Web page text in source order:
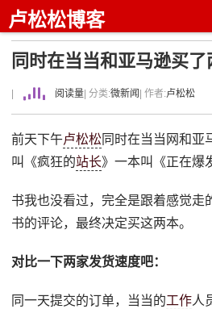
卢松松博客
同时在当当和亚马逊买了
阅读量 | 分类:微新闻 | 作者:卢松松
前天下午卢松松同时在当当网和亚
叫《疯狂的站长》一本叫《正在爆
书我也没看过，完全是跟着感觉走
书的评论，最终决定买这两本。
对比一下两家发货速度吧：
同一天提交的订单，当当的工作人